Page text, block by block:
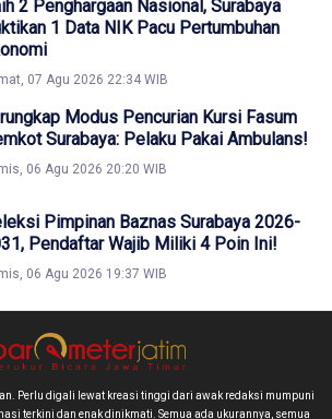
2 Penghargaan Nasional, Surabaya
1 Data NIK Pacu Pertumbuhan
07 Agu 2026 22:34 WIB
Modus Pencurian Kursi Fasum
Surabaya: Pelaku Pakai Ambulans!
06 Agu 2026 20:20 WIB
Pimpinan Baznas Surabaya 2026-
Pendaftar Wajib Miliki 4 Poin Ini!
06 Agu 2026 19:37 WIB
Perlu digali lewat kreasi tinggi dari awak redaksi mumpuni
terkini dan enak dinikmati. Semua ada ukurannya, semua